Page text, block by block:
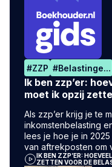
#ZZP #Belastinge...
Ik ben zzp’er:
moet ik opzij
Als zzp’er krijg je te
inkomstenbelasting
lees je hoe je in
van aftrekposten om
IK BEN ZZP’ER:
ZETTEN VOOR DE